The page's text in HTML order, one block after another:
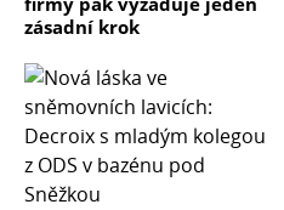
zásadní krok